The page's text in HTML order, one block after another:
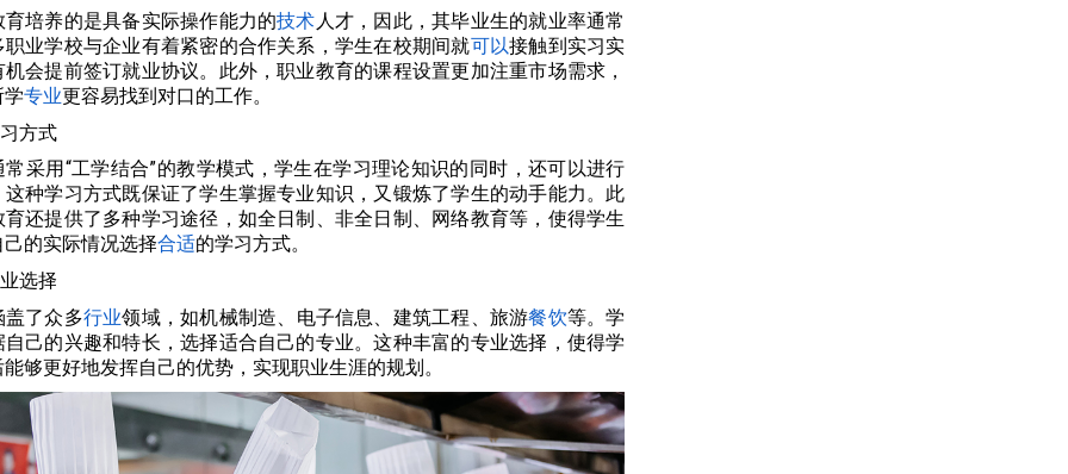
培养的是具备实际操作能力的技术人才，因此，其毕业生的就业率通常
业学校与企业有着紧密的合作关系，学生在校期间就可以接触到实习实
会提前签订就业协议。此外，职业教育的课程设置更加注重市场需求，
专业更容易找到对口的工作。
方式
采用“工学结合”的教学模式，学生在学习理论知识的同时，还可以进行
种学习方式既保证了学生掌握专业知识，又锻炼了学生的动手能力。此
还提供了多种学习途径，如全日制、非全日制、网络教育等，使得学生
的实际情况选择合适的学习方式。
选择
了众多行业领域，如机械制造、电子信息、建筑工程、旅游餐饮等。学
己的兴趣和特长，选择适合自己的专业。这种丰富的专业选择，使得学
够更好地发挥自己的优势，实现职业生涯的规划。